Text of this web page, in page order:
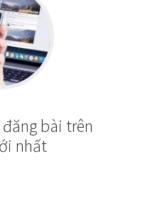
bài trên
nhất